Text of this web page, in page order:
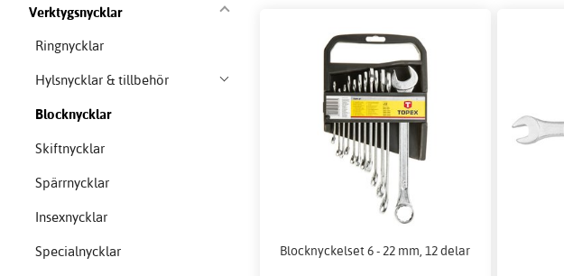
Verktygsnycklar
Ringnycklar
Hylsnycklar & tillbehör
Blocknycklar
Skiftnycklar
Spärrnycklar
Insexnycklar
Specialnycklar
Blocknyckelset 6 - 22 mm, 12 delar